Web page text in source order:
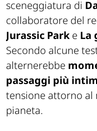
sceneggiatura di
collaboratore del
Jurassic Parke La
Secondo alcune
alternerebbe
passaggi più
tensione attorno al
pianeta.